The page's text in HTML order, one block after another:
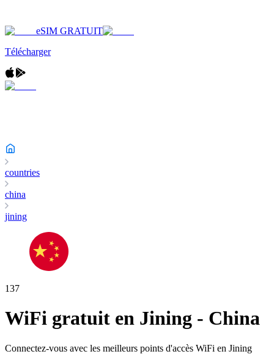
eSIM GRATUIT
Télécharger
countries
china
jining
137
WiFi gratuit en Jining - China
Connectez-vous avec les meilleurs points d'accès WiFi en Jining